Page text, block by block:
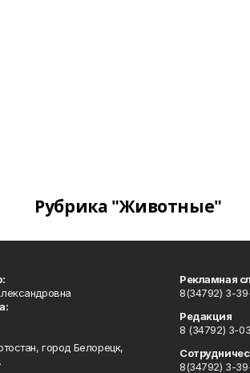
Рубрика "Животные"
город Белорецк,
Рекламная
8(34792) 3-
Редакция
8 (34792) 3-
8(34792) 3-